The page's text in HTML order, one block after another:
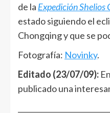
de la Expedición Shelios
estado siguiendo el
Chongqing y que se
Fotografía: Novinky.
Editado (23/07/09): En
publicado una